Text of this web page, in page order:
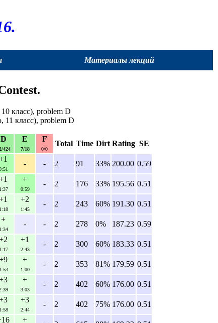
Материалы лекций
класс), problem D
класс), problem D
D
424
E
7/18
F
0/0
Total Time Dirt Rating SE
- - 2 91 33% 200.00 0.59
1:37
+
0:59
- 2 176 33% 195.56 0.51
1:18
+2
1:45
- 2 243 60% 191.30 0.51
+
1:34
- - 2 278 0% 187.23 0.59
1:17
+1
2:43
- 2 300 60% 183.33 0.51
1:53
+
1:00
- 2 353 81% 179.59 0.51
+
3:03
- 2 402 60% 176.00 0.51
1:58
+3
2:44
- 2 402 75% 176.00 0.51
+